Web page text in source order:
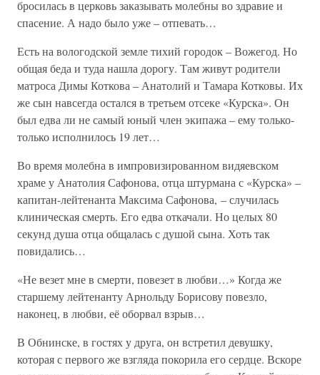
бросилась в церковь заказывать молебны во здравие и
спасение. А надо было уже – отпевать…
Есть на вологодской земле тихий городок – Вожегод. Но
общая беда и туда нашла дорогу. Там живут родители
матроса Димы Коткова – Анатолий и Тамара Котковы. Их
же сын навсегда остался в третьем отсеке «Курска». Он
был едва ли не самый юный член экипажа – ему только-
только исполнилось 19 лет…
Во время молебна в импровизированном видяевском
храме у Анатолия Сафонова, отца штурмана с «Курска» –
капитан-лейтенанта Максима Сафонова, – случилась
клиническая смерть. Его едва откачали. Но целых 80
секунд душа отца общалась с душой сына. Хоть так
повидались…
«Не везет мне в смерти, повезет в любви…» Когда же
старшему лейтенанту Арнольду Борисову повезло,
наконец, в любви, её оборвал взрыв…
В Обнинске, в гостях у друга, он встретил девушку,
которая с первого же взгляда покорила его сердце. Вскоре